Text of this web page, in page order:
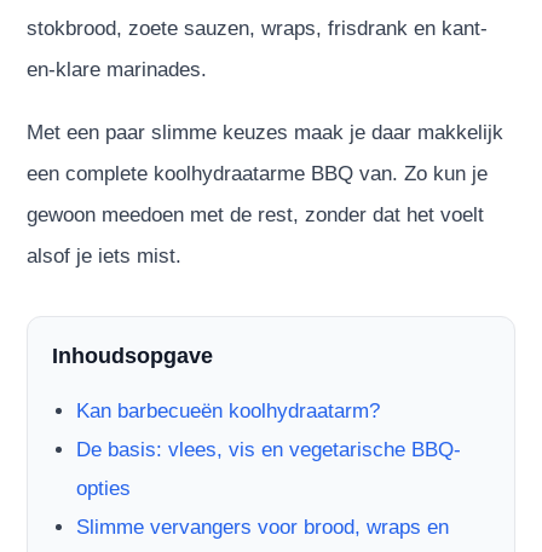
stokbrood, zoete sauzen, wraps, frisdrank en kant-
en-klare marinades.
Met een paar slimme keuzes maak je daar makkelijk
een complete koolhydraatarme BBQ van. Zo kun je
gewoon meedoen met de rest, zonder dat het voelt
alsof je iets mist.
Inhoudsopgave
Kan barbecueën koolhydraatarm?
De basis: vlees, vis en vegetarische BBQ-
opties
Slimme vervangers voor brood, wraps en